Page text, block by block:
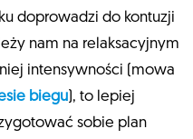
doprowadzi do kontuzji
nam na relaksacyjnym
intensywności (mowa
biegu ), to lepiej
sobie plan